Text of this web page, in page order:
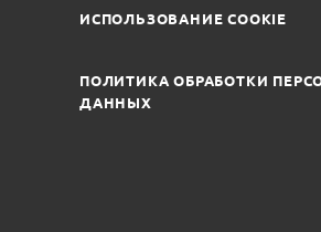
ИСПОЛЬЗОВАНИЕ COOKIE
ПОЛИТИКА ОБРАБОТКИ
ДАННЫХ